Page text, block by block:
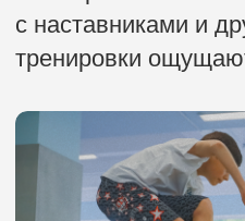
Направления
Споты
г. Краснодар, Красная Площадь
г. Краснодар, ФМР, Симиренко, 47